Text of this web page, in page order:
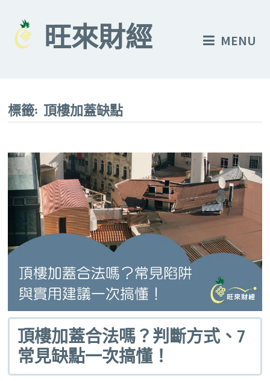
content
旺來財經 MENU
標籤:頂樓加蓋缺點
頂樓加蓋合法嗎？判斷方式、7
常見缺點一次搞懂！